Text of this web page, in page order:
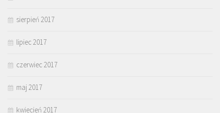
sierpień 2017
lipiec 2017
czerwiec 2017
maj 2017
kwiecień 2017